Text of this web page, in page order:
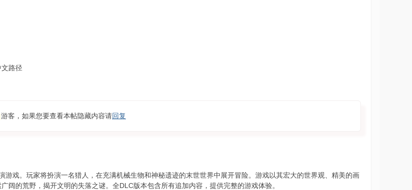
文路径
游客，如果您要查看本帖隐藏内容请回复
游戏。玩家将扮演一名猎人，在充满机械生物和神秘遗迹的末世世界中展开冒险。游戏以其宏大的世界观、精美的画
阔的荒野，揭开文明的失落之谜。全DLC版本包含所有追加内容，提供完整的游戏体验。